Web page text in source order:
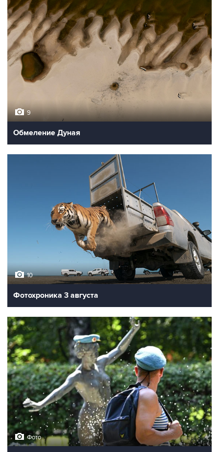
9
Обмеление Дуная
10
Фотохроника 3 августа
Фото